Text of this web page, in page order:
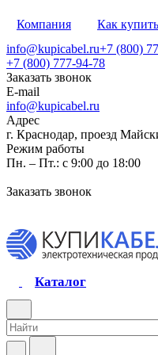
Компания Как купить
info@kupicabel.ru+7 (800)
+7 (800) 777-94-78
Заказать звонок
E-mail
info@kupicabel.ru
Адрес
г. Краснодар, проезд
Режим работы
Пн. – Пт.: с 9:00 до 18:00
Заказать звонок
Каталог